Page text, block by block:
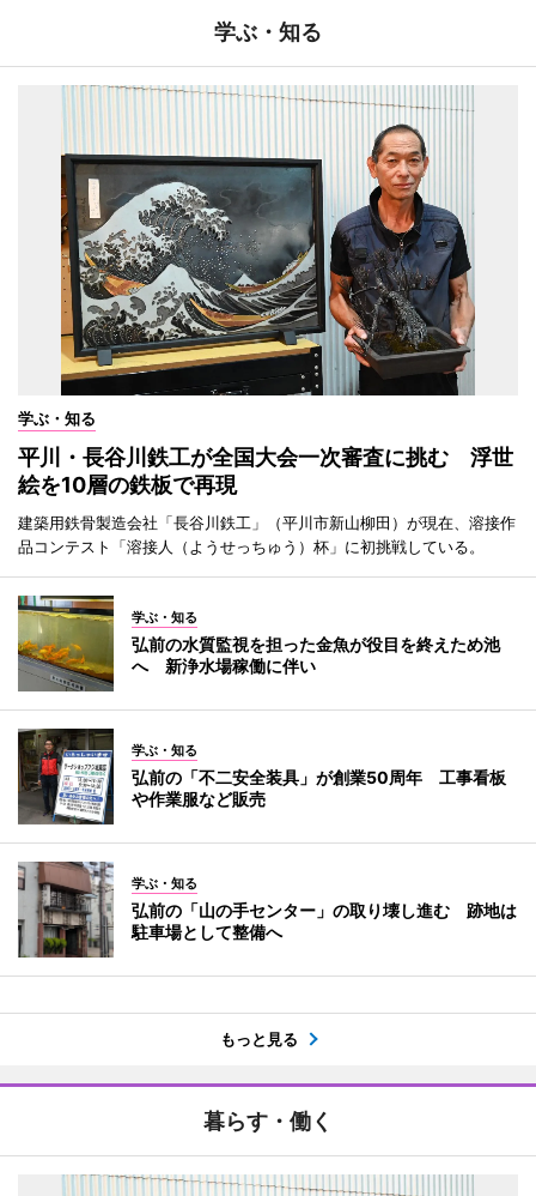
学ぶ・知る
学ぶ・知る
平川・長谷川鉄工が全国大会一次審査に挑む 浮世
絵を10層の鉄板で再現
建築用鉄骨製造会社「長谷川鉄工」（平川市新山柳田）が現在、溶接作
品コンテスト「溶接人（ようせっちゅう）杯」に初挑戦している。
学ぶ・知る
弘前の水質監視を担った金魚が役目を終えため池
へ 新浄水場稼働に伴い
学ぶ・知る
弘前の「不二安全装具」が創業50周年 工事看板
や作業服など販売
学ぶ・知る
弘前の「山の手センター」の取り壊し進む 跡地は
駐車場として整備へ
もっと見る
暮らす・働く